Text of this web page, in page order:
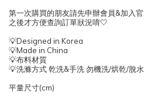
第一次購買的朋友請先申辦會員&加入
之後才方便查詢訂單狀況唷🤍
💡Designed in Korea
💡Made in China
💡布料材質
💡洗滌方式 乾洗&手洗 勿機洗/烘乾/脫
平量尺寸(cm)